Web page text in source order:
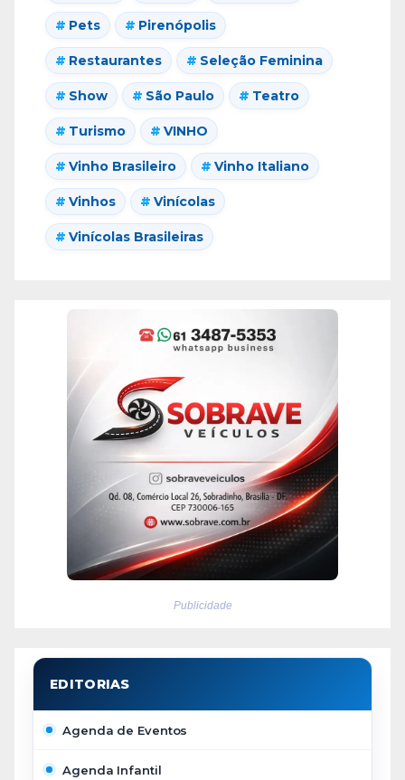
Pets Pirenópolis
Restaurantes Seleção Feminina
Show São Paulo Teatro
Turismo VINHO
Vinho Brasileiro Vinho Italiano
Vinhos Vinícolas
Vinícolas Brasileiras
Publicidade
Agenda de Eventos
Agenda Infantil